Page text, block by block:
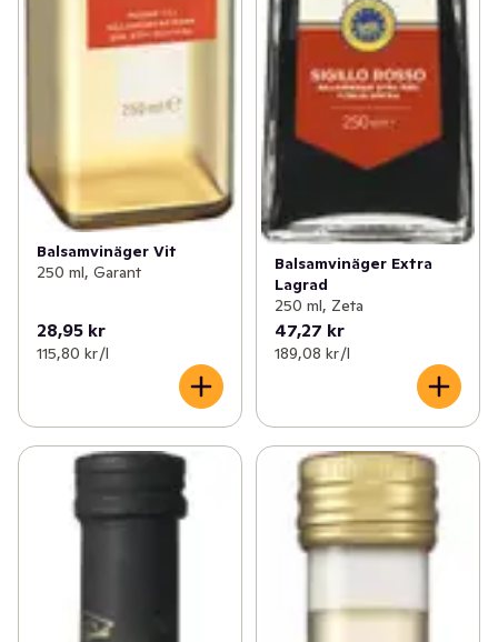
Balsamvinäger Vit
250 ml, Garant
28,95 kr
115,80 kr /l
Balsamvinäger Extra
Lagrad
250 ml, Zeta
47,27 kr
189,08 kr /l